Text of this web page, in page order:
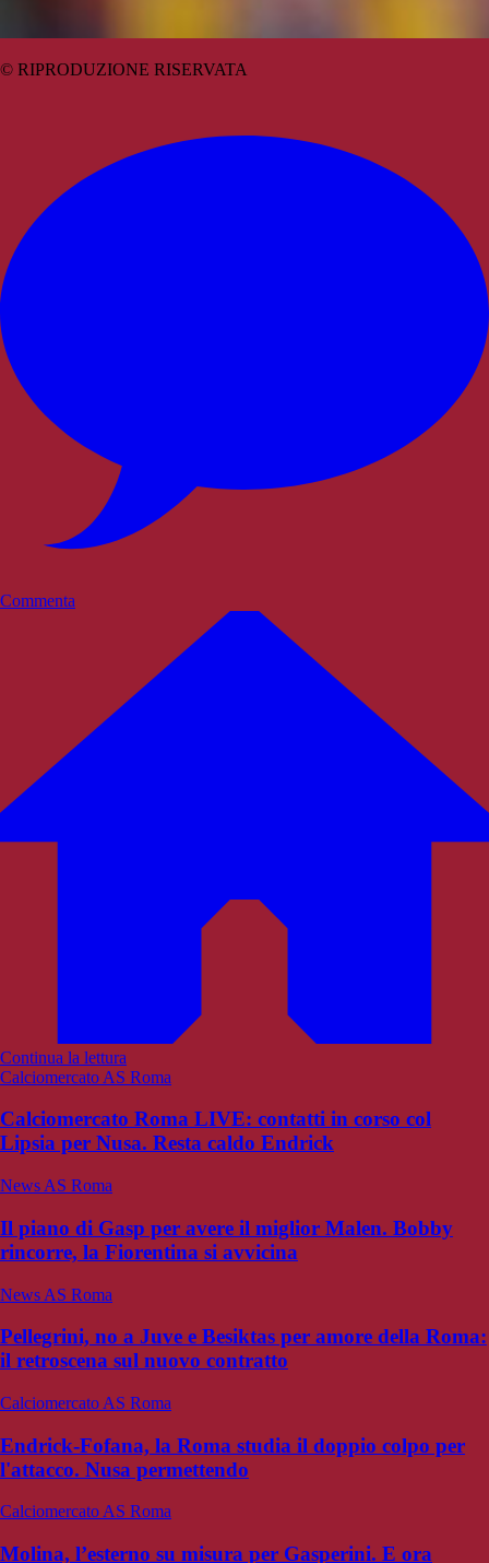
© RIPRODUZIONE RISERVATA
Commenta
Continua la lettura
Calciomercato AS Roma
Calciomercato Roma LIVE: contatti in corso col
Lipsia per Nusa. Resta caldo Endrick
News AS Roma
Il piano di Gasp per avere il miglior Malen. Bobby
rincorre, la Fiorentina si avvicina
News AS Roma
Pellegrini, no a Juve e Besiktas per amore della Roma:
il retroscena sul nuovo contratto
Calciomercato AS Roma
Endrick-Fofana, la Roma studia il doppio colpo per
l'attacco. Nusa permettendo
Calciomercato AS Roma
Molina, l’esterno su misura per Gasperini. E ora